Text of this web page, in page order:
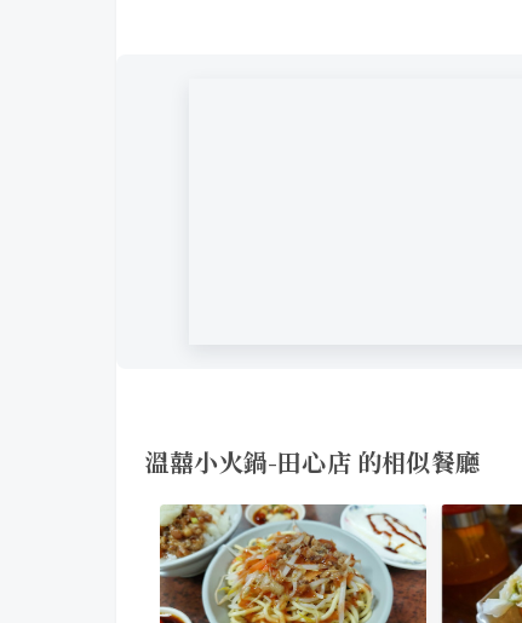
溫囍小火鍋-田心店 的相似餐廳